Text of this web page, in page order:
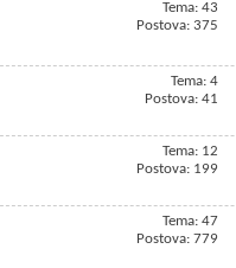
Tema: 43
Postova: 375
Tema: 4
Postova: 41
Tema: 12
Postova: 199
Tema: 47
Postova: 779